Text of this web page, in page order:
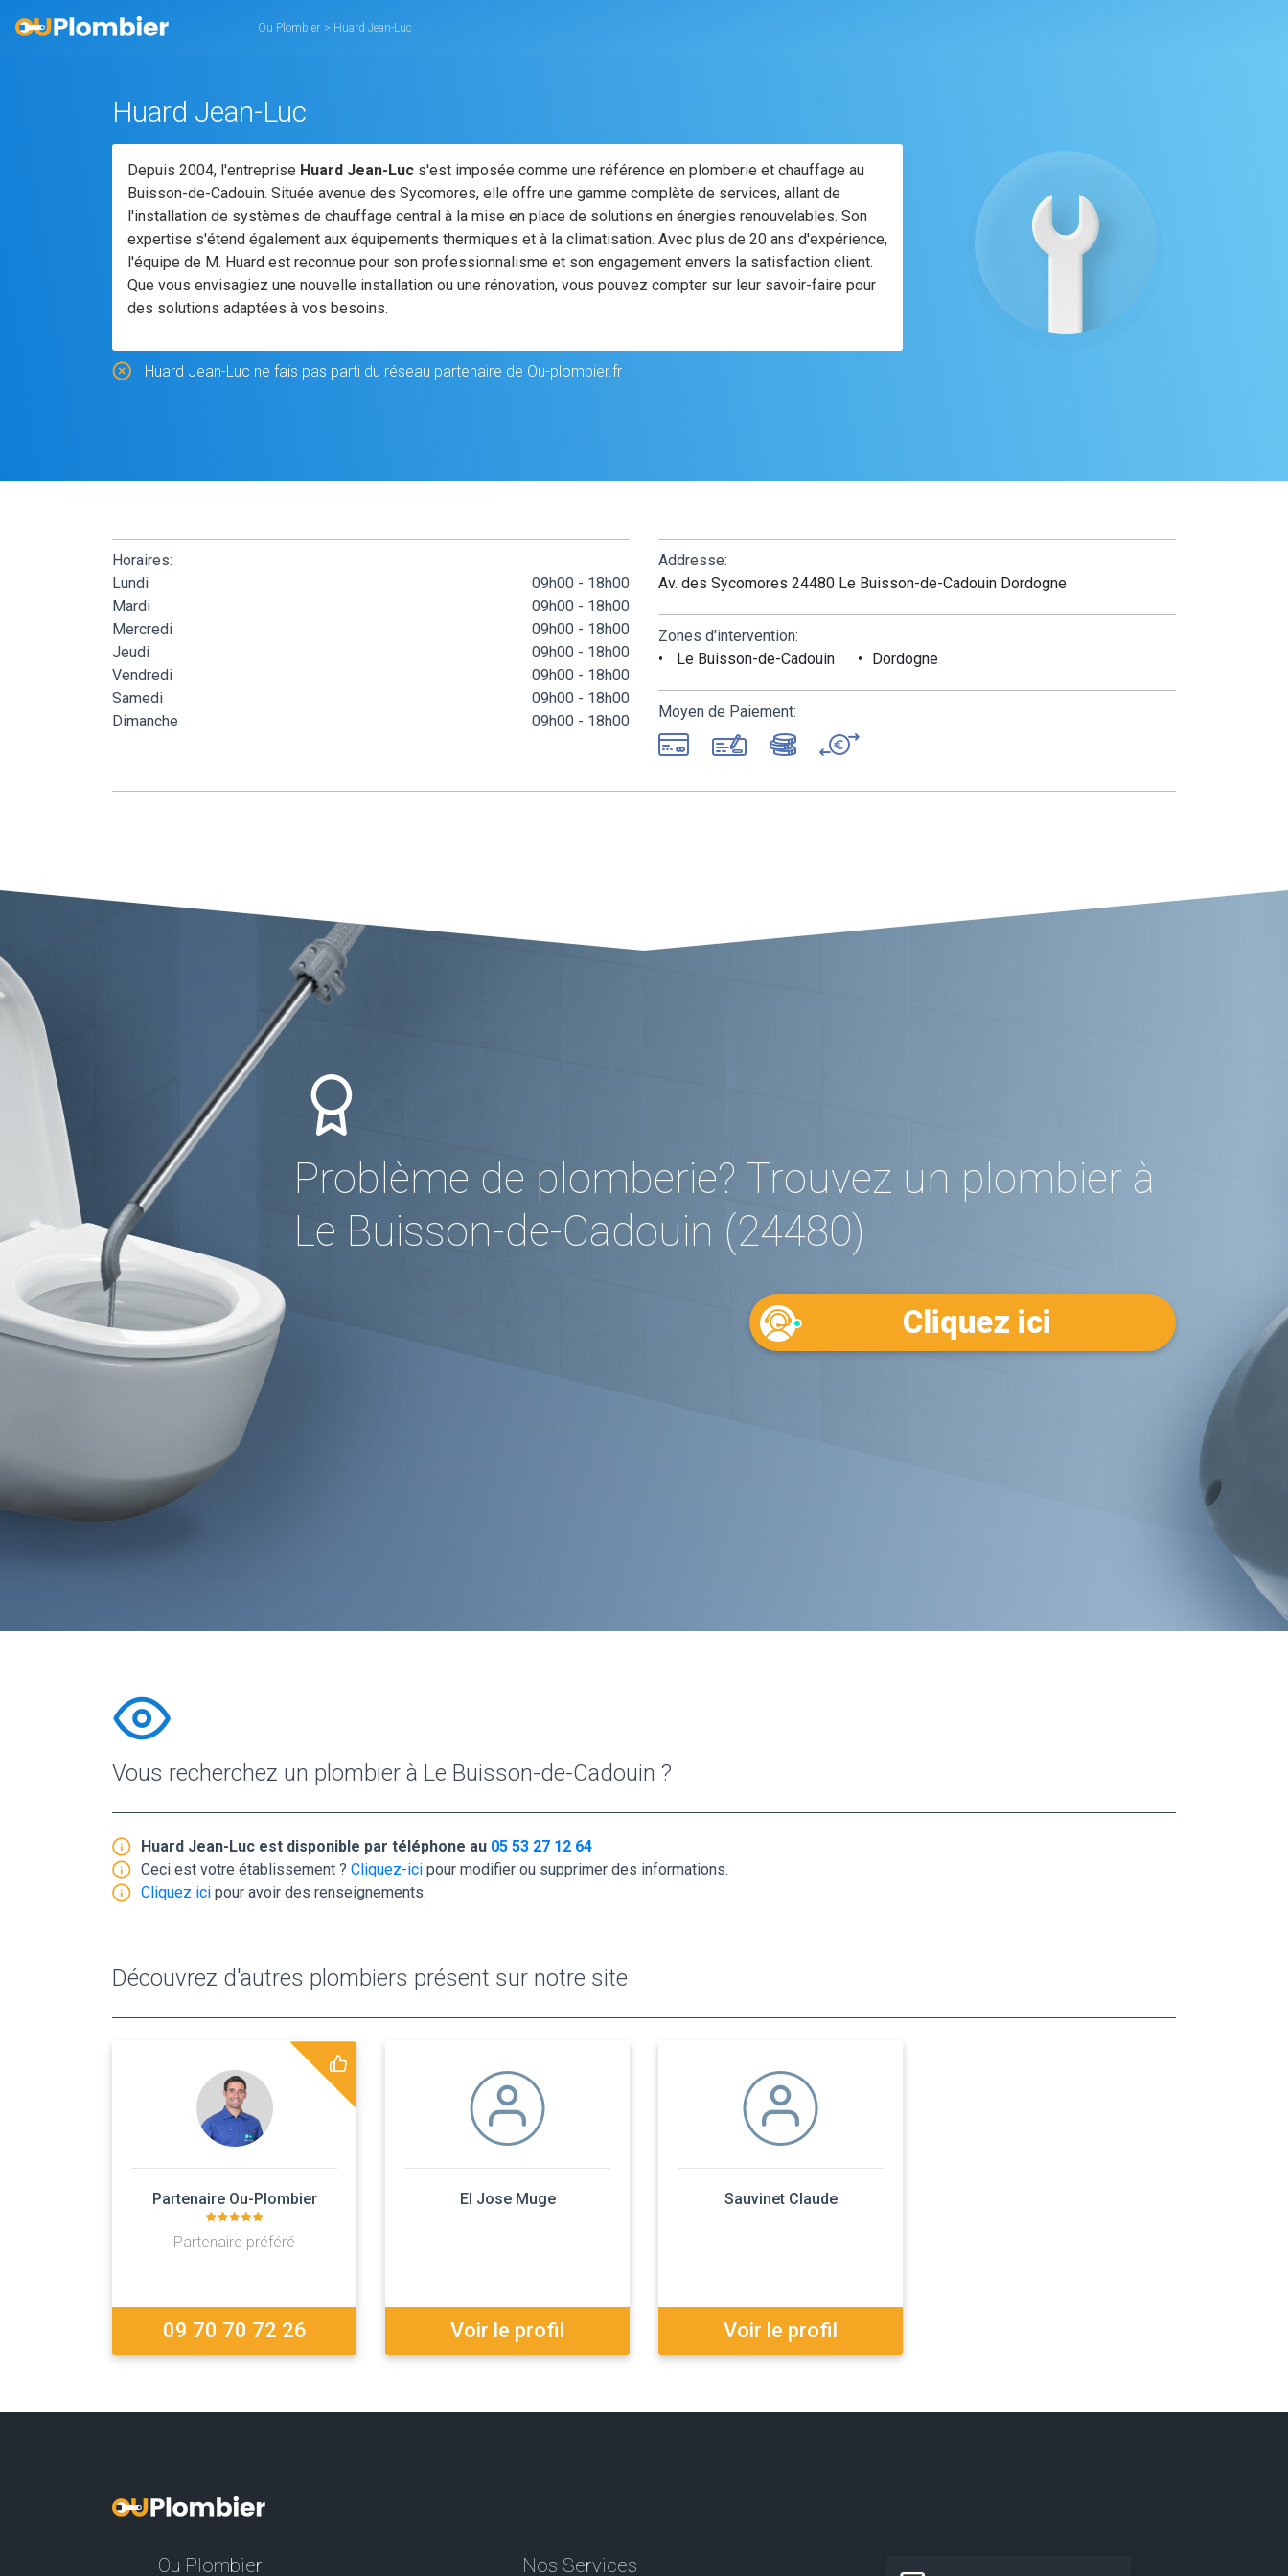
Ou Plombier > Huard Jean-Luc
Huard Jean-Luc
Depuis 2004, l'entreprise Huard Jean-Luc s'est imposée comme une référence en plomberie et chauffage au
Buisson-de-Cadouin. Située avenue des Sycomores, elle offre une gamme complète de services, allant de
l'installation de systèmes de chauffage central à la mise en place de solutions en énergies renouvelables. Son
expertise s'étend également aux équipements thermiques et à la climatisation. Avec plus de 20 ans d'expérience,
l'équipe de M. Huard est reconnue pour son professionnalisme et son engagement envers la satisfaction client.
Que vous envisagiez une nouvelle installation ou une rénovation, vous pouvez compter sur leur savoir-faire pour
des solutions adaptées à vos besoins.
Huard Jean-Luc ne fais pas parti du réseau partenaire de Ou-plombier.fr
Horaires:
Lundi
09h00 - 18h00
Mardi
09h00 - 18h00
Mercredi
09h00 - 18h00
Jeudi
09h00 - 18h00
Vendredi
09h00 - 18h00
Samedi
09h00 - 18h00
Dimanche
09h00 - 18h00
Addresse:
Av. des Sycomores 24480 Le Buisson-de-Cadouin Dordogne
Zones d'intervention:
Le Buisson-de-Cadouin
Dordogne
Moyen de Paiement:
Problème de plomberie? Trouvez un plombier à
Le Buisson-de-Cadouin (24480)
Cliquez ici
Vous recherchez un plombier à Le Buisson-de-Cadouin ?
Huard Jean-Luc est disponible par téléphone au 05 53 27 12 64
Ceci est votre établissement ? Cliquez-ici pour modifier ou supprimer des informations.
Cliquez ici pour avoir des renseignements.
Découvrez d'autres plombiers présent sur notre site
Partenaire Ou-Plombier
Partenaire préféré
09 70 70 72 26
EI Jose Muge
Voir le profil
Sauvinet Claude
Voir le profil
Ou Plombier
Nos Services